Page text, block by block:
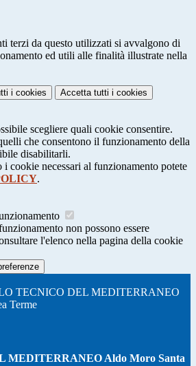
terzi da questo utilizzati si avvalgono di
ed utili alle finalità illustrate nella
i cookies Accetta tutti i cookies
scegliere quali cookie consentire.
che consentono il funzionamento della
disabilitarli.
i cookie necessari al funzionamento potete
.
non possono essere
l'elenco nella pagina della cookie
TECNICO DEL MEDITERRANEO
Terme
MEDITERRANEO Aldo Moro Santa